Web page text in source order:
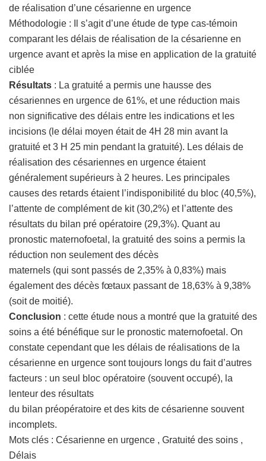
de réalisation d’une césarienne en urgence
Méthodologie : Il s’agit d’une étude de type cas-témoin
comparant les délais de réalisation de la césarienne en
urgence avant et après la mise en application de la gratuité
ciblée
Résultats : La gratuité a permis une hausse des
césariennes en urgence de 61%, et une réduction mais
non significative des délais entre les indications et les
incisions (le délai moyen était de 4H 28 min avant la
gratuité et 3 H 25 min pendant la gratuité). Les délais de
réalisation des césariennes en urgence étaient
généralement supérieurs à 2 heures. Les principales
causes des retards étaient l’indisponibilité du bloc (40,5%),
l’attente de complément de kit (30,2%) et l’attente des
résultats du bilan pré opératoire (29,3%). Quant au
pronostic maternofoetal, la gratuité des soins a permis la
réduction non seulement des décès
maternels (qui sont passés de 2,35% à 0,83%) mais
également des décès fœtaux passant de 18,63% à 9,38%
(soit de moitié).
Conclusion : cette étude nous a montré que la gratuité des
soins a été bénéfique sur le pronostic maternofoetal. On
constate cependant que les délais de réalisations de la
césarienne en urgence sont toujours longs du fait d’autres
facteurs : un seul bloc opératoire (souvent occupé), la
lenteur des résultats
du bilan préopératoire et des kits de césarienne souvent
incomplets.
Mots clés : Césarienne en urgence , Gratuité des soins ,
Délais